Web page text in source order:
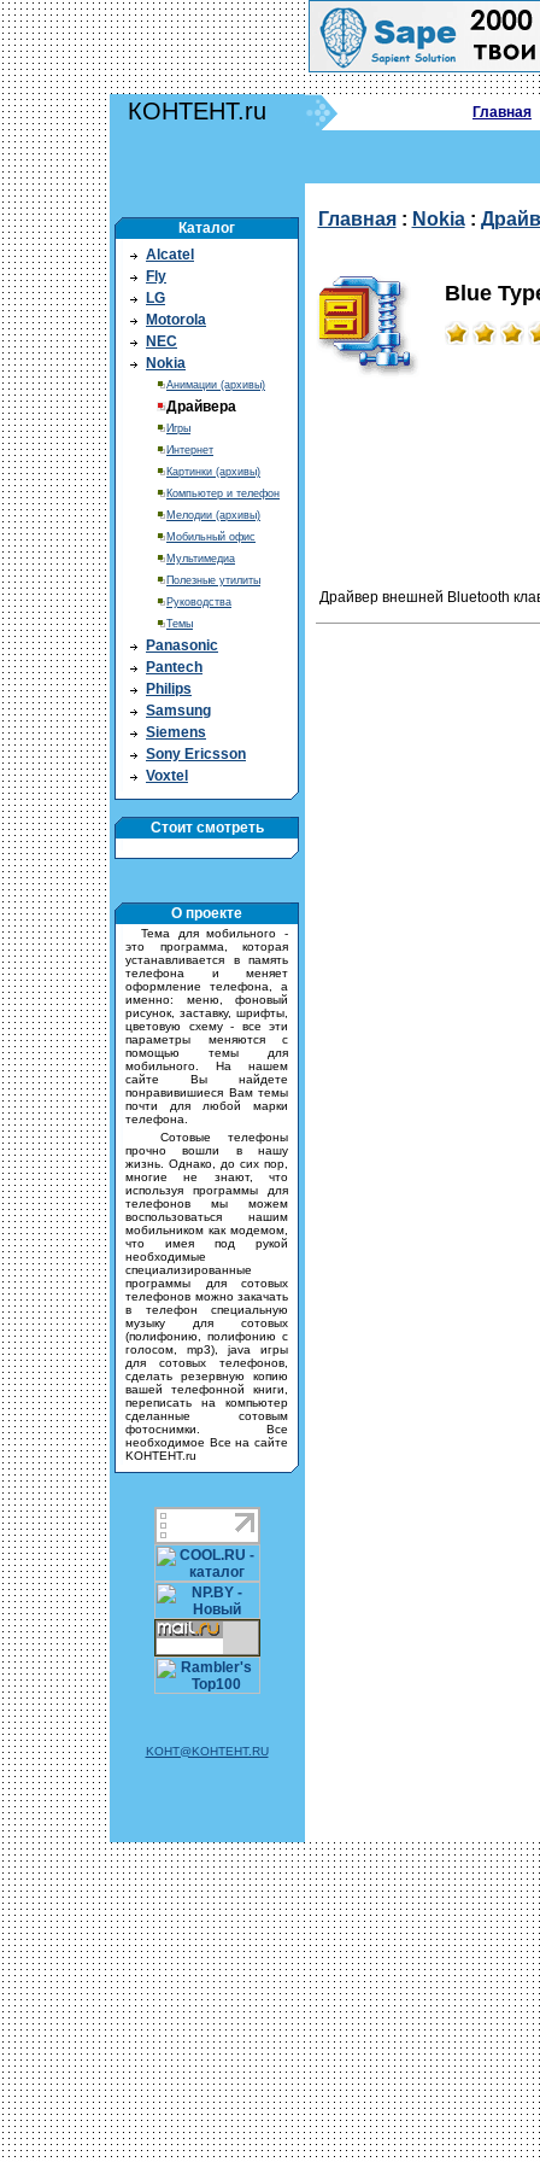
КОНТЕНТ.ru Главная
Каталог
Alcatel
Fly
LG
Motorola
NEC
Nokia
Анимации (архивы)
Драйвера
Игры
Интернет
Картинки (архивы)
Компьютер и телефон
Мелодии (архивы)
Мобильный офис
Мультимедиа
Полезные утилиты
Руководства
Темы
Panasonic
Pantech
Philips
Samsung
Siemens
Sony Ericsson
Voxtel
Стоит смотреть
О проекте
Тема для мобильного -
это программа, которая
устанавливается в память
телефона и меняет
оформление телефона, а
именно: меню, фоновый
рисунок, заставку, шрифты,
цветовую схему - все эти
параметры меняются с
помощью темы для
мобильного. На нашем
сайте Вы найдете
понравивишиеся Вам темы
почти для любой марки
телефона.
Сотовые телефоны
прочно вошли в нашу
жизнь. Однако, до сих пор,
многие не знают, что
используя программы для
телефонов мы можем
воспользоваться нашим
мобильником как модемом,
что имея под рукой
необходимые
специализированные
программы для сотовых
телефонов можно закачать
в телефон специальную
музыку для сотовых
(полифонию, полифонию с
голосом, mp3), java игры
для сотовых телефонов,
сделать резервную копию
вашей телефонной книги,
переписать на компьютер
сделанные сотовым
фотоснимки. Все
необходимое Все на сайте
KOHTEHT.ru
KOHT@KOHTEHT.RU
Главная: Nokia:
Blue
Драйвер внешней Bluetooth